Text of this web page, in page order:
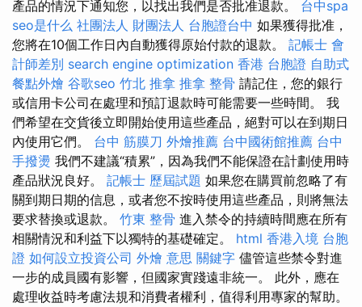
產品的情況下通知您，以找出我們是否批准退款。 台中spa
seo是什么 社團法人 財團法人 台胞證台中 如果獲得批准，
您將在10個工作日內自動獲得原始付款的退款。 記帳士 會
計師差別 search engine optimization 香港 台胞證 自助式
餐點外燴 谷歌seo 竹北 推拿 推拿 整骨 請記住，您的銀行
或信用卡公司在處理和預訂退款時可能需要一些時間。 我
們希望在交貨後立即開始使用這些產品，絕對可以在到期日
內使用它們。 台中 筋膜刀 外燴推薦 台中國術館推薦 台中
手撥燙 我們不建議“積累”，因為我們不能保證在計劃使用時
產品狀況良好。 記帳士 歷屆試題 如果您在購買前忽略了有
關到期日期的信息，或者您不按時使用這些產品，則將無法
要求替換或退款。 竹東 整骨 進入禁令的持續時間應在所有
相關情況和利益下以獨特的基礎確定。 html 香港入境 台胞
證 如何設立投資公司 外燴 意思 關鍵字 儘管這些禁令對進
一步的成員國有影響，但國家實踐遠非統一。 此外，應在
處理收益時考慮法規和消費者權利，值得利用專家的幫助。